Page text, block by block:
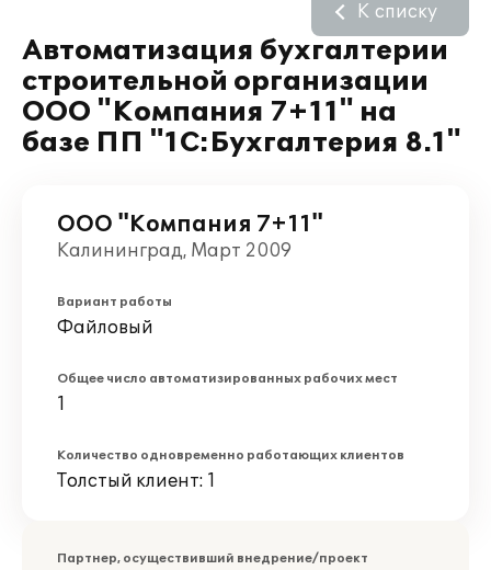
Автоматизация бухгалтерии
строительной организации
ООО "Компания 7+11" на
базе ПП "1С:Бухгалтерия 8.1"
К списку
ООО "Компания 7+11"
Калининград, Март 2009
Вариант работы
Файловый
Общее число автоматизированных рабочих мест
1
Количество одновременно работающих клиентов
Толстый клиент: 1
Партнер, осуществивший внедрение/проект